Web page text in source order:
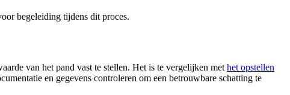
begeleiding tijdens dit proces.
van het pand vast te stellen. Het is te vergelijken met het opstellen
en gegevens controleren om een betrouwbare schatting te